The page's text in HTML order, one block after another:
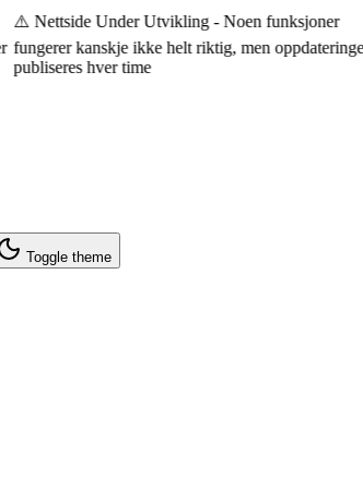
⚠️ Nettside Under Utvikling - Noen funksjoner
fungerer kanskje ikke helt riktig, men oppdateringer
publiseres hver time
Toggle theme